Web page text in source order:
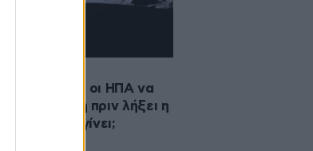
Τραμπ θέλει οι ΗΠΑ να
στη Σελήνη πριν λήξει η
Μπορεί να γίνει;